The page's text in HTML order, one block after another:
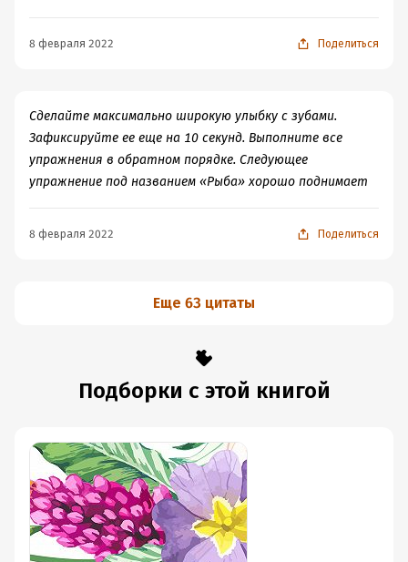
8 февраля 2022 Поделиться
Сделайте максимально широкую улыбку с зубами.
Зафиксируйте ее еще на 10 секунд. Выполните все
упражнения в обратном порядке. Следующее
упражнение под названием «Рыба» хорошо поднимает
8 февраля 2022 Поделиться
Еще 63 цитаты
Подборки с этой книгой